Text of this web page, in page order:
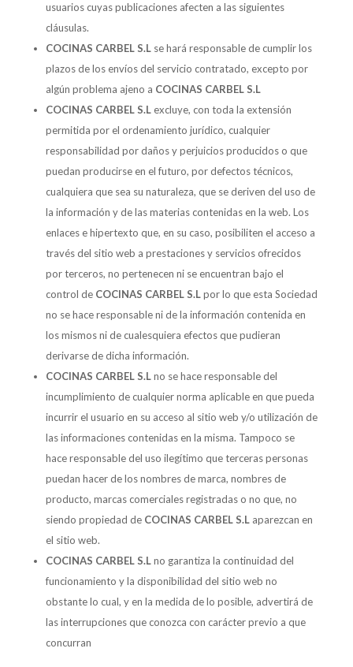
usuarios cuyas publicaciones afecten a las siguientes
cláusulas.
COCINAS CARBEL S.L se hará responsable de cumplir los
plazos de los envíos del servicio contratado, excepto por
algún problema ajeno a COCINAS CARBEL S.L
COCINAS CARBEL S.L excluye, con toda la extensión
permitida por el ordenamiento jurídico, cualquier
responsabilidad por daños y perjuicios producidos o que
puedan producirse en el futuro, por defectos técnicos,
cualquiera que sea su naturaleza, que se deriven del uso de
la información y de las materias contenidas en la web. Los
enlaces e hipertexto que, en su caso, posibiliten el acceso a
través del sitio web a prestaciones y servicios ofrecidos
por terceros, no pertenecen ni se encuentran bajo el
control de COCINAS CARBEL S.Lpor lo que esta Sociedad
no se hace responsable ni de la información contenida en
los mismos ni de cualesquiera efectos que pudieran
derivarse de dicha información.
COCINAS CARBEL S.Lno se hace responsable del
incumplimiento de cualquier norma aplicable en que pueda
incurrir el usuario en su acceso al sitio web y/o utilización de
las informaciones contenidas en la misma. Tampoco se
hace responsable del uso ilegítimo que terceras personas
puedan hacer de los nombres de marca, nombres de
producto, marcas comerciales registradas o no que, no
siendo propiedad de COCINAS CARBEL S.L aparezcan en
el sitio web.
COCINAS CARBEL S.Lno garantiza la continuidad del
funcionamiento y la disponibilidad del sitio web no
obstante lo cual, y en la medida de lo posible, advertirá de
las interrupciones que conozca con carácter previo a que
concurran